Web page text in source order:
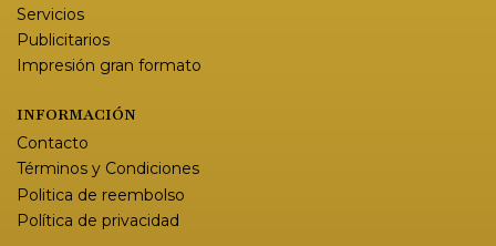
Servicios
Publicitarios
Impresión gran formato
INFORMACIÓN
Contacto
Términos y Condiciones
Politica de reembolso
Política de privacidad